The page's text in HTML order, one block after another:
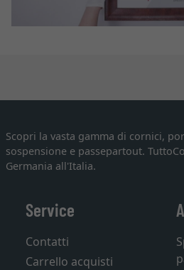
Scopri la vasta gamma di cornici,
sospensione e passepartout.
Germania all'Italia.
Service
Contatti
Carrello acquisti